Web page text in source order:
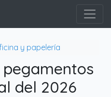
y papelería
del 2026